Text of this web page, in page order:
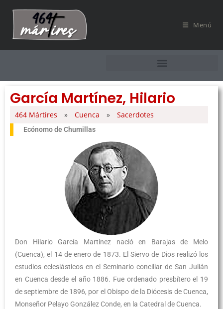
Menú
García Martínez, Hilario
464 Mártires » Cuenca » Sacerdotes
Ecónomo de Chumillas
Don Hilario García Martínez nació en Barajas de Melo
(Cuenca), el 14 de enero de 1873. El Siervo de Dios realizó los
estudios eclesiásticos en el Seminario conciliar de San Julián
en Cuenca desde el año 1886. Fue ordenado presbítero el 19
de septiembre de 1896, por el Obispo de la Diócesis de Cuenca,
Monseñor Pelayo González Conde, en la Catedral de Cuenca.